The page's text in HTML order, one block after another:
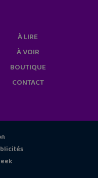
À LIRE
À VOIR
BOUTIQUE
CONTACT